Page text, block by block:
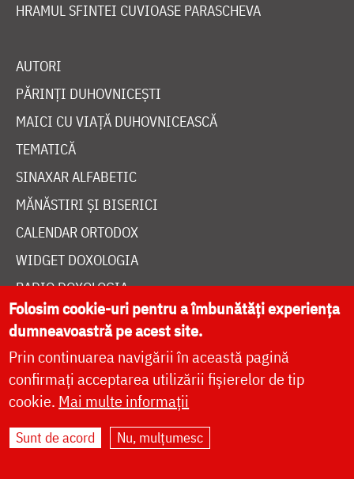
HRAMUL SFINTEI CUVIOASE PARASCHEVA
AUTORI
PĂRINȚI DUHOVNICEȘTI
MAICI CU VIAȚĂ DUHOVNICEASCĂ
TEMATICĂ
SINAXAR ALFABETIC
MĂNĂSTIRI ȘI BISERICI
CALENDAR ORTODOX
WIDGET DOXOLOGIA
RADIO DOXOLOGIA
DESPRE NOI
DONEAZĂ ONLINE PENTRU CATEDRALA NAȚIONALĂ
Folosim cookie-uri pentru a îmbunătăți experiența
dumneavoastră pe acest site.
Prin continuarea navigării în această pagină
confirmați acceptarea utilizării fișierelor de tip
cookie. Mai multe informații
Sunt de acord Nu, mulțumesc